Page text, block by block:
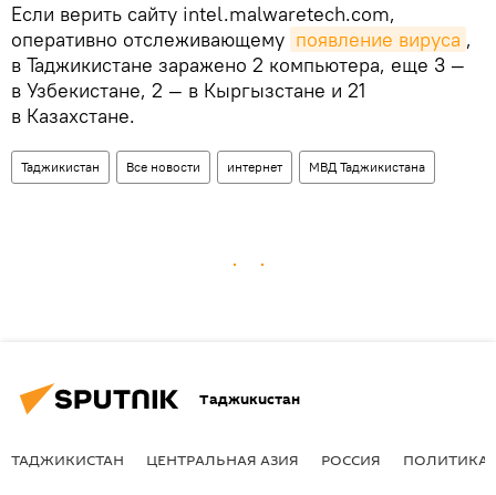
Если верить сайту intel.malwaretech.com,
оперативно отслеживающему появление вируса ,
в Таджикистане заражено 2 компьютера, еще 3 —
в Узбекистане, 2 — в Кыргызстане и 21
в Казахстане.
Таджикистан Все новости интернет МВД Таджикистана
Таджикистан
ТАДЖИКИСТАН ЦЕНТРАЛЬНАЯ АЗИЯ РОССИЯ ПОЛИТИКА